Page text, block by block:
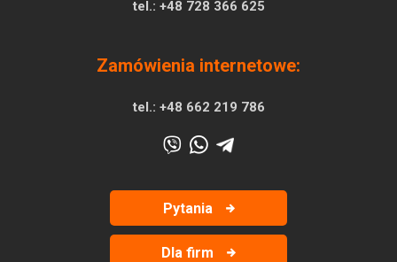
tel.: +48 728 366 625
Zamówienia internetowe:
tel.: +48 662 219 786
Pytania
Dla firm